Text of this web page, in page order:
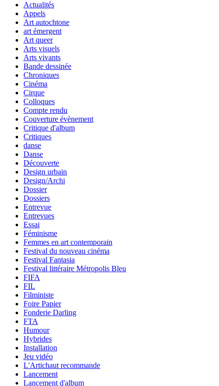
Actualités
Appels
Art autochtone
art émergent
Art queer
Arts visuels
Arts vivants
Bande dessinée
Chroniques
Cinéma
Cirque
Colloques
Compte rendu
Couverture évènement
Critique d'album
Critiques
danse
Danse
Découverte
Design urbain
Design/Archi
Dossier
Dossiers
Entrevue
Entrevues
Essai
Féminisme
Femmes en art contemporain
Festival du nouveau cinéma
Festival Fantasia
Festival littéraire Métropolis Bleu
FIFA
FIL
Filministe
Foire Papier
Fonderie Darling
FTA
Humour
Hybrides
Installation
Jeu vidéo
L'Artichaut recommande
Lancement
Lancement d'album